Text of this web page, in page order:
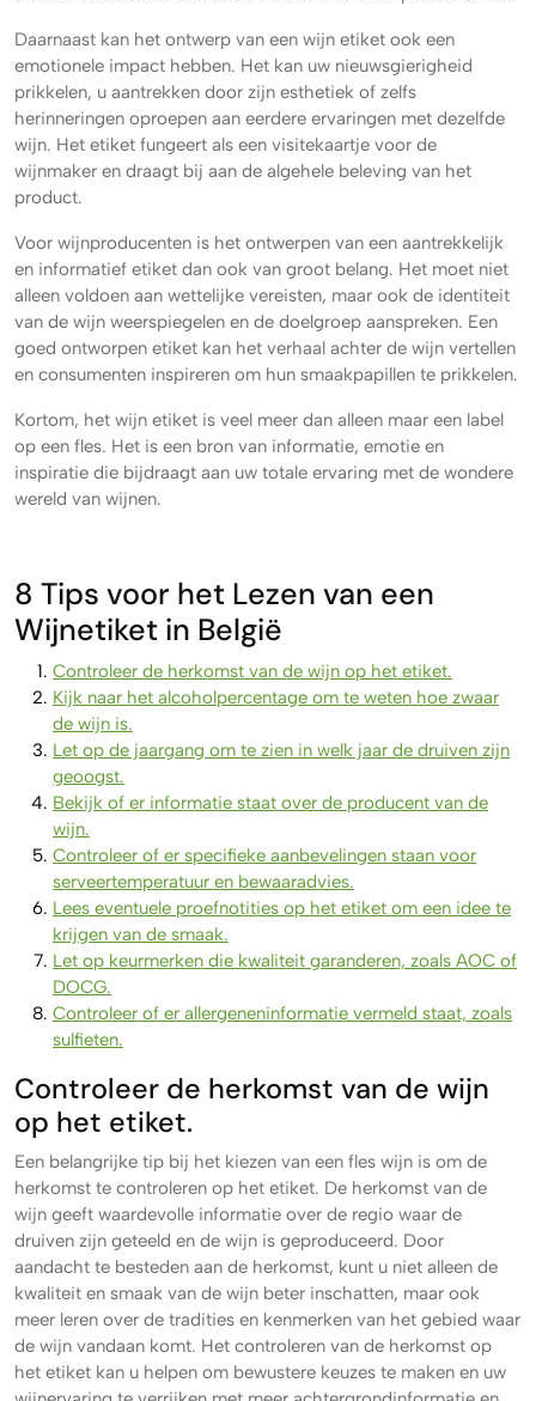
Daarnaast kan het ontwerp van een wijn etiket ook een
emotionele impact hebben. Het kan uw nieuwsgierigheid
prikkelen, u aantrekken door zijn esthetiek of zelfs
herinneringen oproepen aan eerdere ervaringen met dezelfde
wijn. Het etiket fungeert als een visitekaartje voor de
wijnmaker en draagt bij aan de algehele beleving van het
product.
Voor wijnproducenten is het ontwerpen van een aantrekkelijk
en informatief etiket dan ook van groot belang. Het moet niet
alleen voldoen aan wettelijke vereisten, maar ook de identiteit
van de wijn weerspiegelen en de doelgroep aanspreken. Een
goed ontworpen etiket kan het verhaal achter de wijn vertellen
en consumenten inspireren om hun smaakpapillen te prikkelen.
Kortom, het wijn etiket is veel meer dan alleen maar een label
op een fles. Het is een bron van informatie, emotie en
inspiratie die bijdraagt aan uw totale ervaring met de wondere
wereld van wijnen.
8 Tips voor het Lezen van een
Wijnetiket in België
Controleer de herkomst van de wijn op het etiket.
Kijk naar het alcoholpercentage om te weten hoe zwaar
de wijn is.
Let op de jaargang om te zien in welk jaar de druiven zijn
geoogst.
Bekijk of er informatie staat over de producent van de
wijn.
Controleer of er specifieke aanbevelingen staan voor
serveertemperatuur en bewaaradvies.
Lees eventuele proefnotities op het etiket om een idee te
krijgen van de smaak.
Let op keurmerken die kwaliteit garanderen, zoals AOC of
DOCG.
Controleer of er allergeneninformatie vermeld staat, zoals
sulfieten.
Controleer de herkomst van de wijn
op het etiket.
Een belangrijke tip bij het kiezen van een fles wijn is om de
herkomst te controleren op het etiket. De herkomst van de
wijn geeft waardevolle informatie over de regio waar de
druiven zijn geteeld en de wijn is geproduceerd. Door
aandacht te besteden aan de herkomst, kunt u niet alleen de
kwaliteit en smaak van de wijn beter inschatten, maar ook
meer leren over de tradities en kenmerken van het gebied waar
de wijn vandaan komt. Het controleren van de herkomst op
het etiket kan u helpen om bewustere keuzes te maken en uw